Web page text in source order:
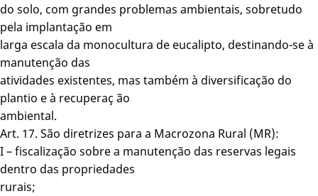
do solo, com grandes problemas ambientais, sobretudo
pela implantação em
larga escala da monocultura de eucalipto, destinando-se à
manutenção das
atividades existentes, mas também à diversificação do
plantio e à recuperaç ão
ambiental.
Art. 17. São diretrizes para a Macrozona Rural (MR):
I – fiscalização sobre a manutenção das reservas legais
dentro das propriedades
rurais;